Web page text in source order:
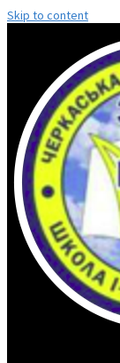
Skip to content